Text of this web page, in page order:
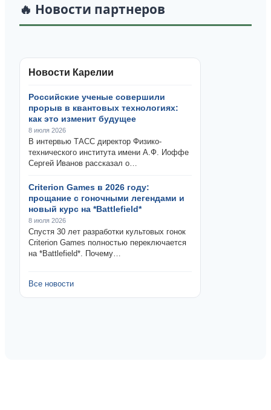
🔥 Новости партнеров